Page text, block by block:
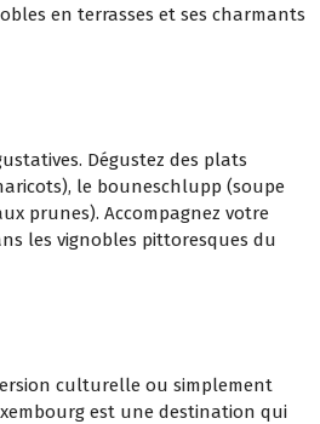
en terrasses et ses charmants
Dégustez des plats
le bouneschlupp (soupe
prunes). Accompagnez votre
les vignobles pittoresques du
culturelle ou simplement
est une destination qui